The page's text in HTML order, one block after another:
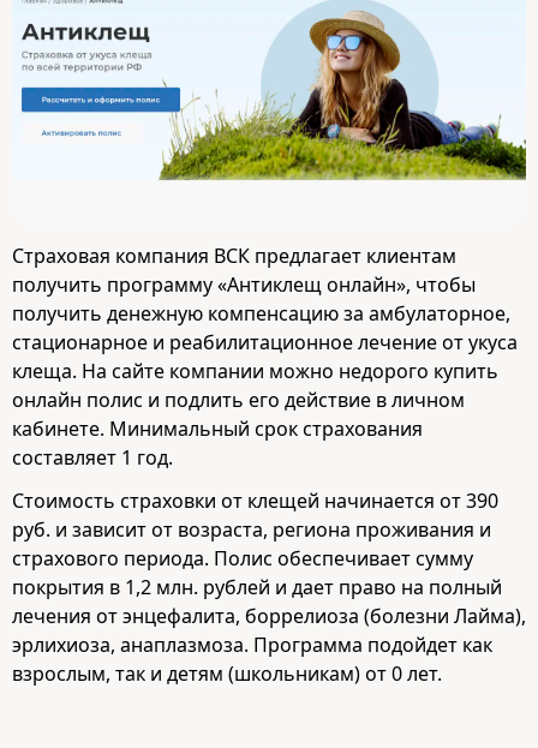
Страховая компания ВСК предлагает клиентам
получить программу «Антиклещ онлайн», чтобы
получить денежную компенсацию за амбулаторное,
стационарное и реабилитационное лечение от укуса
клеща. На сайте компании можно недорого купить
онлайн полис и подлить его действие в личном
кабинете. Минимальный срок страхования
составляет 1 год.
Стоимость страховки от клещей начинается от 390
руб. и зависит от возраста, региона проживания и
страхового периода. Полис обеспечивает сумму
покрытия в 1,2 млн. рублей и дает право на полный
лечения от энцефалита, боррелиоза (болезни Лайма),
эрлихиоза, анаплазмоза. Программа подойдет как
взрослым, так и детям (школьникам) от 0 лет.